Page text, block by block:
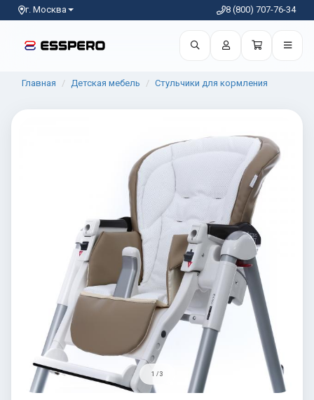
г. Москва 8 (800) 707-76-34
Главная Детская мебель Стульчики для кормления
1 / 3